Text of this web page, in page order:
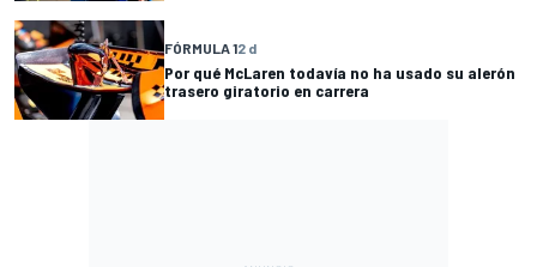
FÓRMULA 12 d
Por qué McLaren todavía no ha usado su alerón
trasero giratorio en carrera